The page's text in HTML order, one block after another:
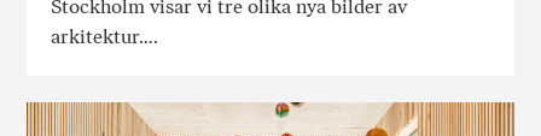
Stockholm visar vi tre olika nya bilder av
arkitektur….